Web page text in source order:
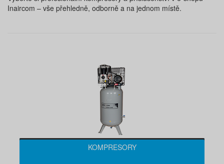
Inaircom – vše přehledně, odborně a na jednom místě.
KOMPRESORY